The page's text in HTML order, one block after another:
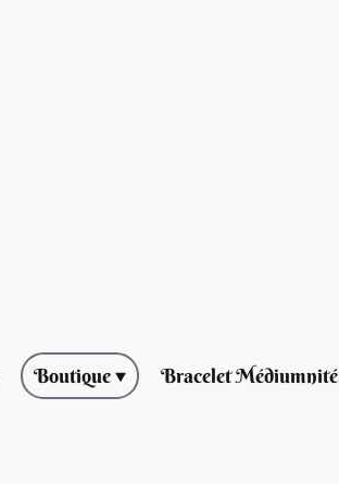
Boutique Bracelet Médiumnité